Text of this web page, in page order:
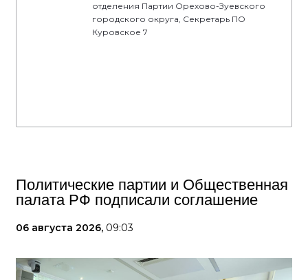
отделения Партии Орехово-Зуевского
городского округа, Секретарь ПО
Куровское 7
Политические партии и Общественная
палата РФ подписали соглашение
06 августа 2026, 09:03